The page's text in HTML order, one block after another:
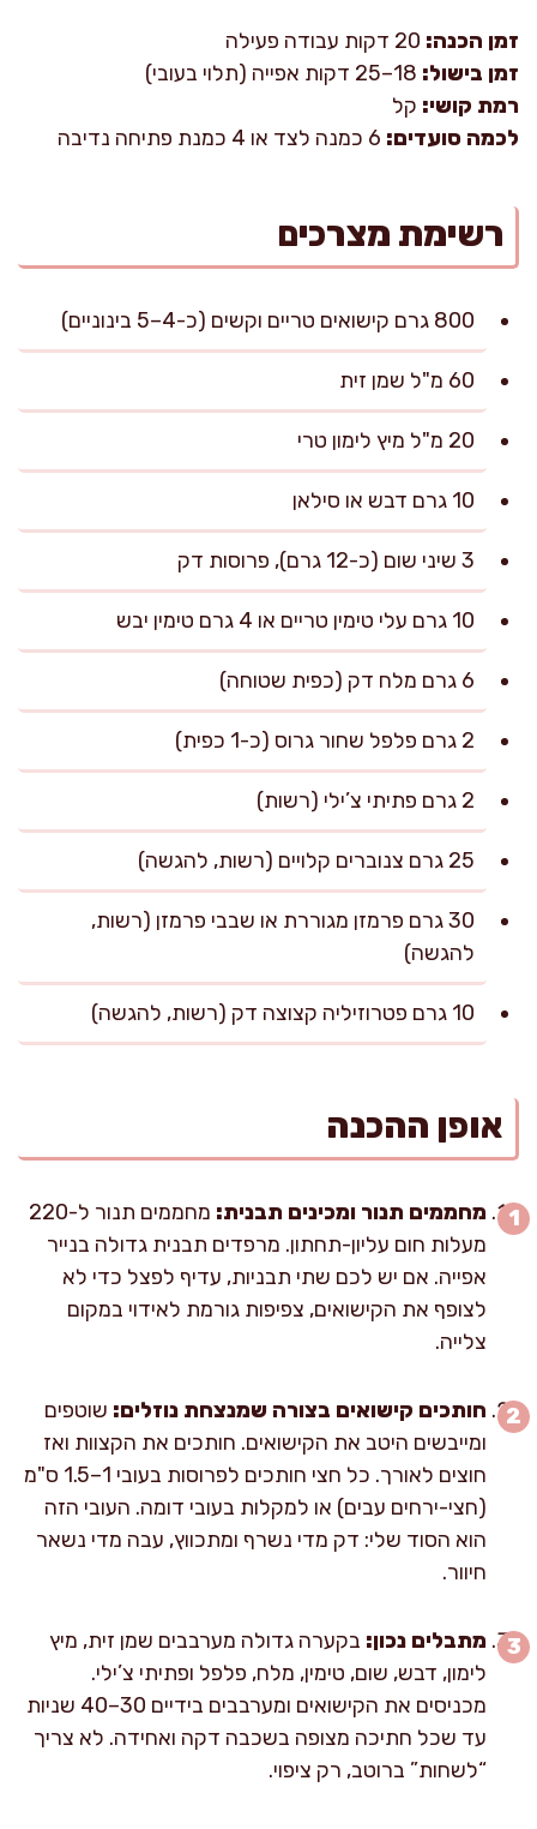
זמן הכנה:
זמן בישול:
רמת קושי: קל
לכמה סועדים:
רשימת מצרכים
800 גרם קישואים טריים וקשים (כ-4–5 בינוניים)
60 מ"ל שמן זית
20 מ"ל מיץ לימון טרי
10 גרם דבש או סילאן
3 שיני שום (כ-12 גרם), פרוסות דק
10 גרם עלי טימין טריים או 4 גרם טימין יבש
6 גרם מלח דק (כפית שטוחה)
2 גרם פלפל שחור גרוס (כ-1 כפית)
2 גרם פתיתי צ’ילי (רשות)
25 גרם צנוברים קלויים (רשות, להגשה)
30 גרם פרמזן מגוררת או שבבי פרמזן (רשות,
להגשה)
10 גרם פטרוזיליה קצוצה דק (רשות, להגשה)
אופן ההכנה
מחממים תנור ומכינים תבנית:
מחממים תנור ל-220
מעלות חום עליון-תחתון. מרפדים תבנית גדולה בנייר
אפייה. אם יש לכם שתי תבניות, עדיף לפצל כדי לא
לצופף את הקישואים, צפיפות גורמת לאידוי במקום
צלייה.
חותכים קישואים בצורה שמנצחת נוזלים: שוטפים
ומייבשים היטב את הקישואים. חותכים את הקצוות ואז
חוצים לאורך. כל חצי חותכים לפרוסות בעובי 1–1.5 ס"מ
(חצי-ירחים עבים) או למקלות בעובי דומה. העובי הזה
הוא הסוד שלי: דק מדי נשרף ומתכווץ, עבה מדי נשאר
חיוור.
מתבלים נכון: בקערה גדולה מערבבים שמן זית, מיץ
לימון, דבש, שום, טימין, מלח, פלפל ופתיתי צ’ילי.
מכניסים את הקישואים ומערבבים בידיים 30–40 שניות
עד שכל חתיכה מצופה בשכבה דקה ואחידה. לא צריך
“לשחות” ברוטב, רק ציפוי.